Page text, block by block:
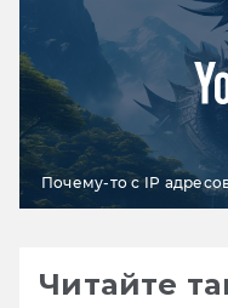
Почему-то с IP
Читайте